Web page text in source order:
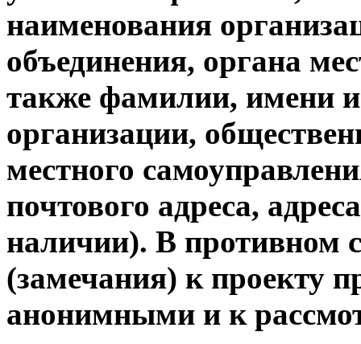
наименования
объединения, органа
также фамилии, имени и
организации,
местного
почтового адреса,
наличии). В противном
(замечания) к проекту
анонимными и к